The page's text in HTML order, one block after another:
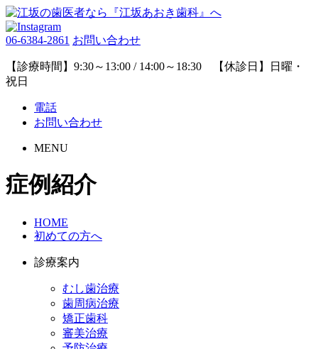
06-6384-2861 お問い合わせ
【診療時間】9:30～13:00 / 14:00～18:30 【休診日】日曜・
祝日
電話
お問い合わせ
MENU
症例紹介
HOME
初めての方へ
診療案内
むし歯治療
歯周病治療
矯正歯科
審美治療